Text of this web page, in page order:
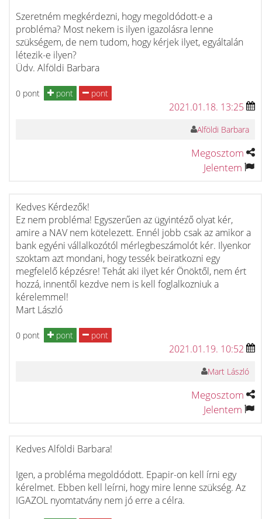
Szeretném megkérdezni, hogy megoldódott-e a
probléma? Most nekem is ilyen igazolásra lenne
szükségem, de nem tudom, hogy kérjek ilyet, egyáltalán
létezik-e ilyen?
Üdv. Alföldi Barbara
0 pont pont pont
2021.01.18. 13:25
Alföldi Barbara
Megosztom
Jelentem
Kedves Kérdezők!
Ez nem probléma! Egyszerűen az ügyintéző olyat kér,
amire a NAV nem kötelezett. Ennél jobb csak az amikor a
bank egyéni vállalkozótól mérlegbeszámolót kér. Ilyenkor
szoktam azt mondani, hogy tessék beiratkozni egy
megfelelő képzésre! Tehát aki ilyet kér Önöktől, nem ért
hozzá, innentől kezdve nem is kell foglalkozniuk a
kérelemmel!
Mart László
0 pont pont pont
2021.01.19. 10:52
Mart László
Megosztom
Jelentem
Kedves Alföldi Barbara!
Igen, a probléma megoldódott. Epapir-on kell írni egy
kérelmet. Ebben kell leírni, hogy mire lenne szükség. Az
IGAZOL nyomtatvány nem jó erre a célra.